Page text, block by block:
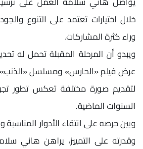
خلال اختيارات تعتمد على التنوع
وراء كثرة المشاركات.
ويبدو أن المرحلة المقبلة تحمل له
عرض فيلم «الحارس» ومسلسل
لتقديم صورة مختلفة تعكس تطور
السنوات الماضية.
وبين حرصه على انتقاء الأدوار
وقدرته على التمييز، يراهن هاني